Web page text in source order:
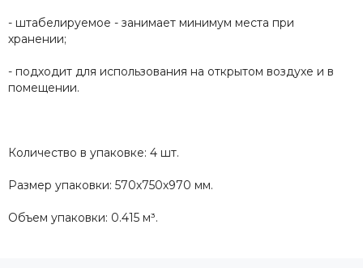
- штабелируемое - занимает минимум места при
хранении;
- подходит для использования на открытом воздухе и в
помещении.
Количество в упаковке: 4 шт.
Размер упаковки: 570х750х970 мм.
Объем упаковки: 0.415 м³.